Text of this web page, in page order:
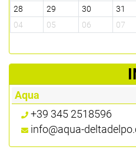
28
29 30 31
04
05 06 07
Aqua
+39 345 2518596
info@aqua-